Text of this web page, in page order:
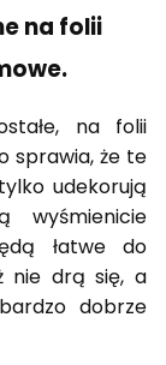
na folii
na folii
sprawia, że te
udekorują
wyśmienicie
łatwe do
nie drą się, a
dobrze